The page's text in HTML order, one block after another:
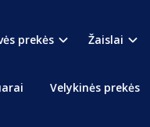
prekės Žaislai
Velykinės prekės